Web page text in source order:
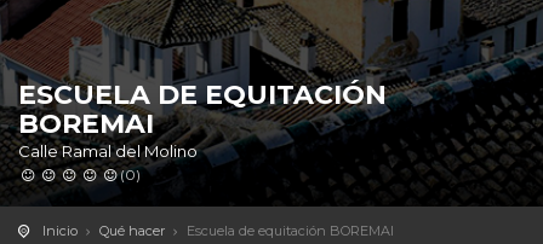
ESCUELA DE EQUITACIÓN
BOREMAI
Calle Ramal del Molino
(0)
Inicio Qué hacer Escuela de equitación BOREMAI